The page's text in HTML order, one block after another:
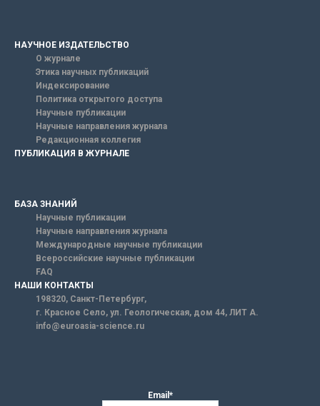
НАУЧНОЕ ИЗДАТЕЛЬСТВО
О журнале
Этика научных публикаций
Индексирование
Политика открытого доступа
Научные публикации
Научные направления журнала
Редакционная коллегия
ПУБЛИКАЦИЯ В ЖУРНАЛЕ
БАЗА ЗНАНИЙ
Научные публикации
Научные направления журнала
Международные научные публикации
Всероссийские научные публикации
FAQ
НАШИ КОНТАКТЫ
198320, Санкт-Петербург,
г. Красное Село, ул. Геологическая, дом 44, ЛИТ А.
info@euroasia-science.ru
Email*